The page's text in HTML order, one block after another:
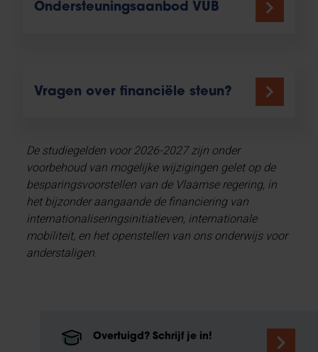
Ondersteuningsaanbod VUB
Vragen over financiële steun?
De studiegelden voor 2026-2027 zijn onder
voorbehoud van mogelijke wijzigingen gelet op de
besparingsvoorstellen van de Vlaamse regering, in
het bijzonder aangaande de financiering van
internationaliseringsinitiatieven, internationale
mobiliteit, en het openstellen van ons onderwijs voor
anderstaligen.
Overtuigd? Schrijf je in!